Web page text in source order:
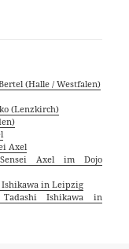
(Halle / Westfalen)
(Lenzkirch)
Axel
Axel im Dojo
Ishikawa in Leipzig
Ishikawa in